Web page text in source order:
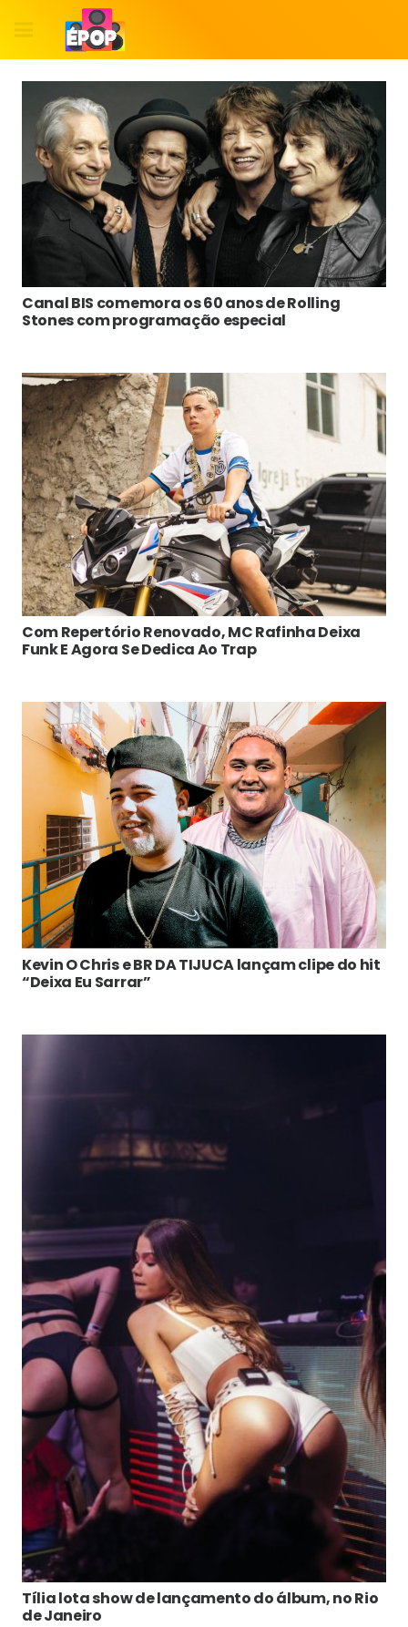
Canal BIS comemora os 60 anos de Rolling
Stones com programação especial
Com Repertório Renovado, MC Rafinha Deixa
Funk E Agora Se Dedica Ao Trap
Kevin O Chris e BR DA TIJUCA lançam clipe do hit
“Deixa Eu Sarrar”
Tília lota show de lançamento do álbum, no Rio
de Janeiro